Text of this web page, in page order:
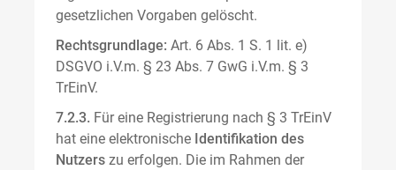
gesetzlichen Vorgaben gelöscht.
Rechtsgrundlage: Art. 6 Abs. 1 S. 1 lit. e)
DSGVO i.V.m. § 23 Abs. 7 GwG i.V.m. § 3
TrEinV.
7.2.3. Für eine Registrierung nach § 3 TrEinV
hat eine elektronische Identifikation des
Nutzers zu erfolgen. Die im Rahmen der